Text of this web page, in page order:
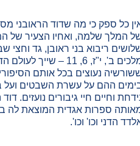
כל ספק כי מה שדוד הראובני
המלך שלמה, ואחיו הצעיר של
ריבוא בני ראובן, גד
ב', י"ז, 6, 11
– שייך לעולם
נעוצים בכל אותם
ההם על עשרת השבטים ועל
וחיים חיי גיבורים נועזים.
ספרות אגדית המוצאת לה
הדני וכו' וכו'.